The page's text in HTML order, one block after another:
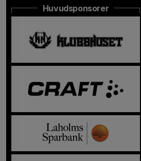
Huvudsponsorer